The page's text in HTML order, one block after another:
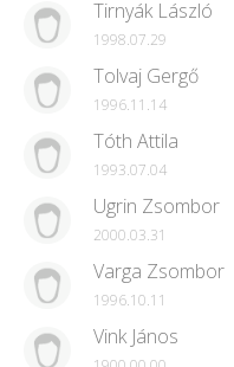
Tirnyák László
1998.07.29
Tolvaj Gergő
1996.11.14
Tóth Attila
1993.07.04
Ugrin Zsombor
2000.03.31
Varga Zsombor
1996.10.11
Vink János